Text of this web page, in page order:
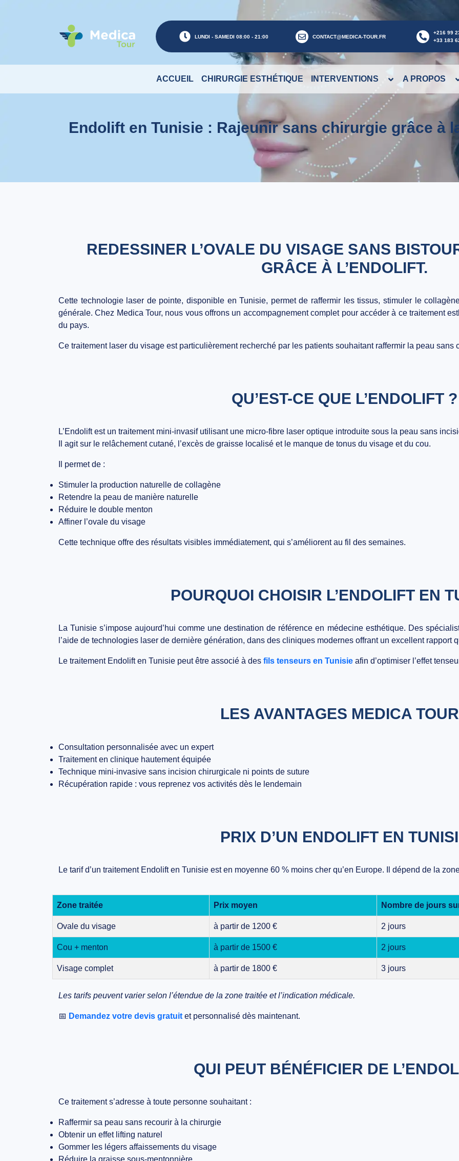
LUNDI - SAMEDI 08:00 - 21:00 CONTACT@MEDICA-TOUR.FR
+216 99
+33 183
ACCUEIL CHIRURGIE ESTHÉTIQUE INTERVENTIONS A PROPOS
Endolift en Tunisie : Rajeunir sans chirurgie grâce à
REDESSINER L’OVALE DU VISAGE SANS
GRÂCE À L’ENDOLIFT.
Cette technologie laser de pointe, disponible en Tunisie, permet de raffermir les tissus, stimuler le
générale. Chez Medica Tour, nous vous offrons un accompagnement complet pour accéder à ce traitement
du pays.
Ce traitement laser du visage est particulièrement recherché par les patients souhaitant raffermir la peau sans
QU’EST-CE QUE L’ENDOLIFT ?
L’Endolift est un traitement mini-invasif utilisant une micro-fibre laser optique introduite sous la peau sans
Il agit sur le relâchement cutané, l’excès de graisse localisé et le manque de tonus du visage et du cou.
Il permet de :
Stimuler la production naturelle de collagène
Retendre la peau de manière naturelle
Réduire le double menton
Affiner l’ovale du visage
Cette technique offre des résultats visibles immédiatement, qui s’améliorent au fil des semaines.
POURQUOI CHOISIR L’ENDOLIFT EN
La Tunisie s’impose aujourd’hui comme une destination de référence en médecine esthétique. Des
l’aide de technologies laser de dernière génération, dans des cliniques modernes offrant un excellent rapport
Le traitement Endolift en Tunisie peut être associé à des fils tenseurs en Tunisie afin d’optimiser l’effet
LES AVANTAGES MEDICA
Consultation personnalisée avec un expert
Traitement en clinique hautement équipée
Technique mini-invasive sans incision chirurgicale ni points de suture
Récupération rapide : vous reprenez vos activités dès le lendemain
PRIX D’UN ENDOLIFT EN
Le tarif d’un traitement Endolift en Tunisie esten moyenne 60 % moins cher qu’en Europe. Il dépend de la
Zone traitée Prix moyen Nombre de jours
Ovale du visage à partir de 1200 € 2 jours
Cou + menton à partir de 1500 € 2 jours
Visage complet à partir de 1800 € 3 jours
Les tarifs peuvent varier selon l’étendue de la zone traitée et l’indication médicale.
📅 Demandez votre devis gratuit et personnalisé dès maintenant.
QUI PEUT BÉNÉFICIER DE
Ce traitement s’adresse à toute personne souhaitant :
Raffermir sa peau sans recourir à la chirurgie
Obtenir un effet lifting naturel
Gommer les légers affaissements du visage
Réduire la graisse sous-mentonnière